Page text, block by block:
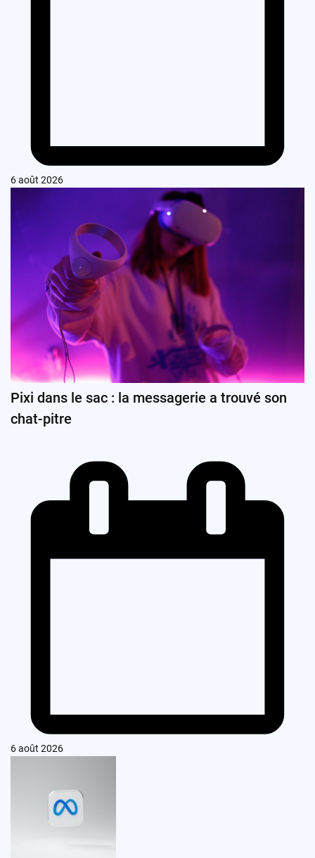
6 août 2026
Pixi dans le sac : la messagerie a trouvé son
chat-pitre
6 août 2026